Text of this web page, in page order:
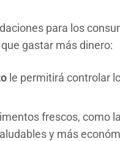
para los
gastar más dinero:
le permitirá controlar
frescos, como
y más